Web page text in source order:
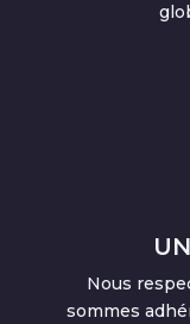
Nous
sommes